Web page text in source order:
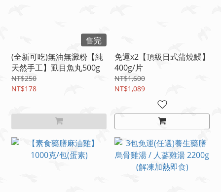
售完
(全新可吃)無油無澱粉【純
天然手工】虱目魚丸500g
NT$250
NT$178
免運x2【頂級日式蒲燒鰻】
400g/片
NT$1,600
NT$1,089